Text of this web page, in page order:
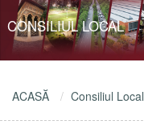
CONSILIUL LOCAL
ACASĂ Consiliul Local